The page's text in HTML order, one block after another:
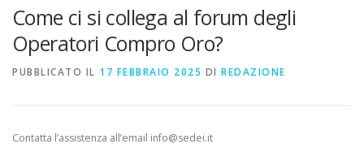
Come ci si collega al forum degli
Operatori Compro Oro?
PUBBLICATO IL 17 FEBBRAIO 2025 DI REDAZIONE
Contatta l’assistenza all’email info@sedei.it